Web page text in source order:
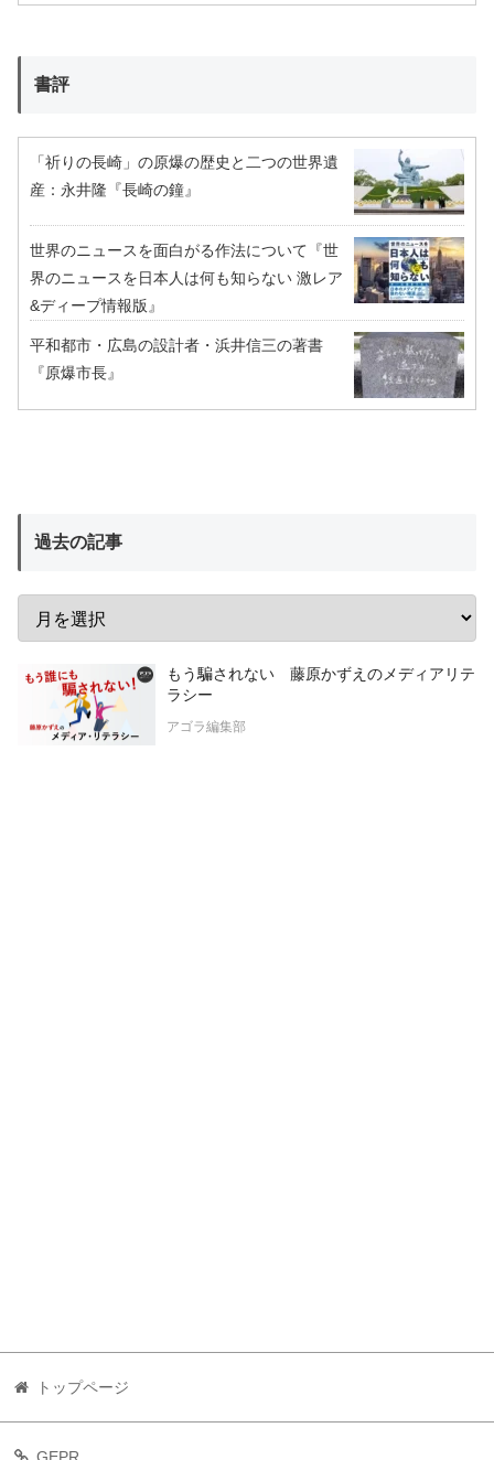
書評
「祈りの長崎」の原爆の歴史と二つの世界遺
産：永井隆『長崎の鐘』
世界のニュースを面白がる作法について『世
界のニュースを日本人は何も知らない 激レア
&ディープ情報版』
平和都市・広島の設計者・浜井信三の著書
『原爆市長』
過去の記事
もう騙されない 藤原かずえのメディアリテ
ラシー
アゴラ編集部
トップページ